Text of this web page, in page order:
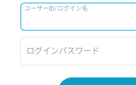
ユーザーID/ログイン名
ログインパスワード